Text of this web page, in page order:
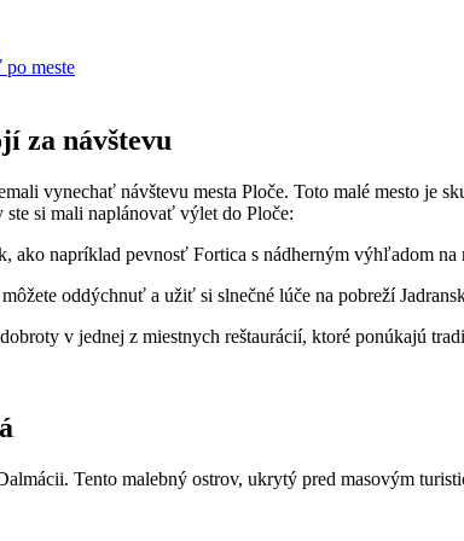
⁤meste
za návštevu
vynechať návštevu mesta⁤ Ploče. Toto malé mesto je
si mali naplánovať ​výlet do Ploče:
ako napríklad⁤ pevnosť‌ Fortica s nádherným výhľadom⁢ na
oddýchnuť a užiť si slnečné ​lúče na pobreží⁢
‍v jednej z miestnych reštaurácií,⁢ ktoré ponúkajú
Tento malebný ostrov, ukrytý pred⁣ masovým